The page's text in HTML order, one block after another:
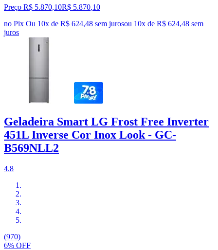
Preço R$ 5.870,10R$ 5.870,10
no Pix Ou 10x de R$ 624,48 sem jurosou 10x de R$ 624,48 sem
juros
Geladeira Smart LG Frost Free Inverter
451L Inverse Cor Inox Look - GC-
B569NLL2
4.8
(970)
6% OFF